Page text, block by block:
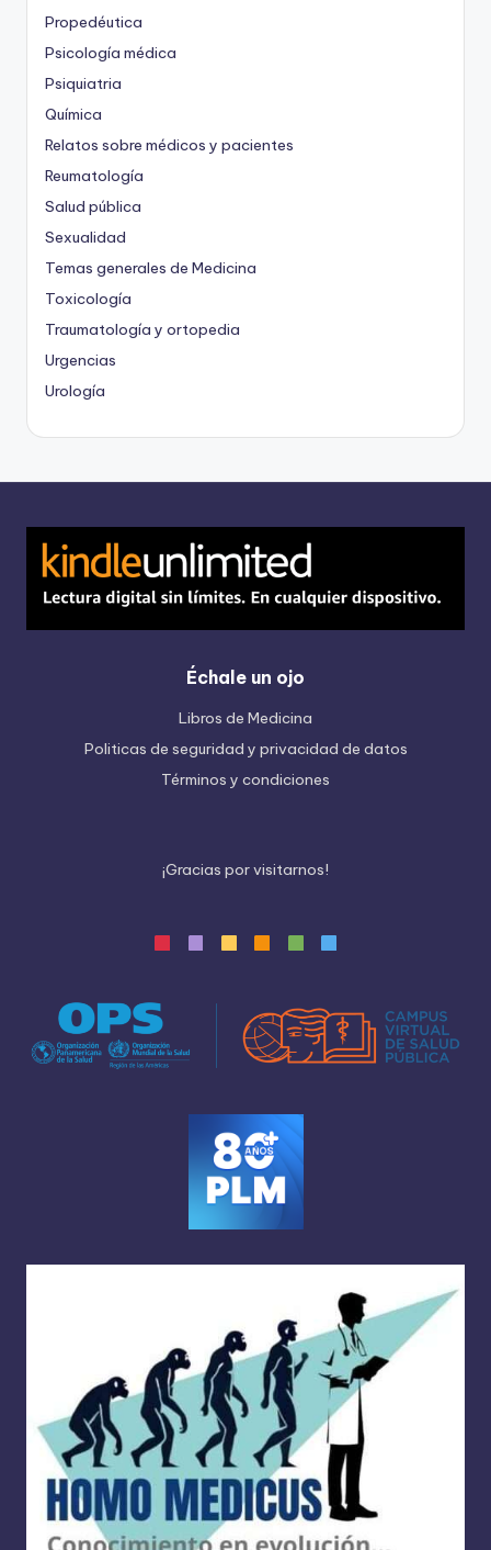
Propedéutica
Psicología médica
Psiquiatria
Química
Relatos sobre médicos y pacientes
Reumatología
Salud pública
Sexualidad
Temas generales de Medicina
Toxicología
Traumatología y ortopedia
Urgencias
Urología
Échale un ojo
Libros de Medicina
Politicas de seguridad y privacidad de datos
Términos y condiciones
¡Gracias porvisitarnos!